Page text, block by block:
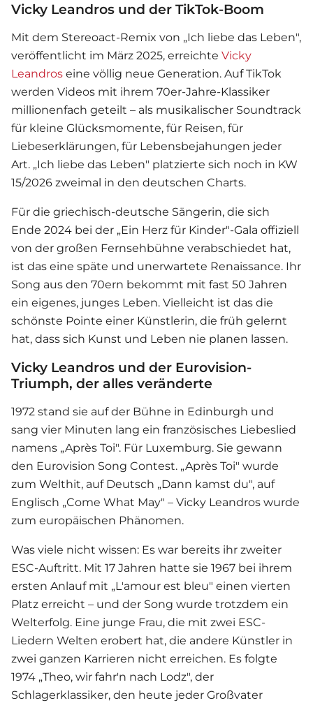
Vicky Leandros und der TikTok-Boom
Mit dem Stereoact-Remix von „Ich liebe das Leben",
veröffentlicht im März 2025, erreichte Vicky
Leandros eine völlig neue Generation. Auf TikTok
werden Videos mit ihrem 70er-Jahre-Klassiker
millionenfach geteilt – als musikalischer Soundtrack
für kleine Glücksmomente, für Reisen, für
Liebeserklärungen, für Lebensbejahungen jeder
Art. „Ich liebe das Leben" platzierte sich noch in KW
15/2026 zweimal in den deutschen Charts.
Für die griechisch-deutsche Sängerin, die sich
Ende 2024 bei der „Ein Herz für Kinder"-Gala offiziell
von der großen Fernsehbühne verabschiedet hat,
ist das eine späte und unerwartete Renaissance. Ihr
Song aus den 70ern bekommt mit fast 50 Jahren
ein eigenes, junges Leben. Vielleicht ist das die
schönste Pointe einer Künstlerin, die früh gelernt
hat, dass sich Kunst und Leben nie planen lassen.
Vicky Leandros und der Eurovision-
Triumph, der alles veränderte
1972 stand sie auf der Bühne in Edinburgh und
sang vier Minuten lang ein französisches Liebeslied
namens „Après Toi". Für Luxemburg. Sie gewann
den Eurovision Song Contest. „Après Toi" wurde
zum Welthit, auf Deutsch „Dann kamst du", auf
Englisch „Come What May" – Vicky Leandros wurde
zum europäischen Phänomen.
Was viele nicht wissen: Es war bereits ihr zweiter
ESC-Auftritt. Mit 17 Jahren hatte sie 1967 bei ihrem
ersten Anlauf mit „L'amour est bleu" einen vierten
Platz erreicht – und der Song wurde trotzdem ein
Welterfolg. Eine junge Frau, die mit zwei ESC-
Liedern Welten erobert hat, die andere Künstler in
zwei ganzen Karrieren nicht erreichen. Es folgte
1974 „Theo, wir fahr'n nach Lodz", der
Schlagerklassiker, den heute jeder Großvater